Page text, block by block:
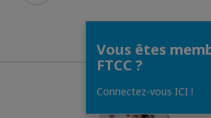
Vous êtes
FTCC ?
Connectez-vous ICI !